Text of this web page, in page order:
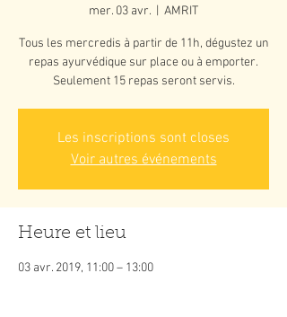
mer. 03 avr. AMRIT
Tous les mercredis à partir de 11h, dégustez un
repas ayurvédique sur place ou à emporter.
Seulement 15 repas seront servis.
Les inscriptions sont closes
Voir autres événements
Heure et lieu
03 avr. 2019, 11:00 – 13:00